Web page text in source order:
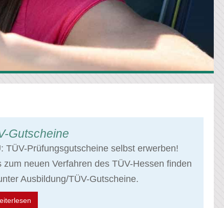
Gutscheine
TÜV-Prüfungsgutscheine selbst erwerben!
zum neuen Verfahren des TÜV-Hessen finden
Ausbildung/TÜV-Gutscheine.